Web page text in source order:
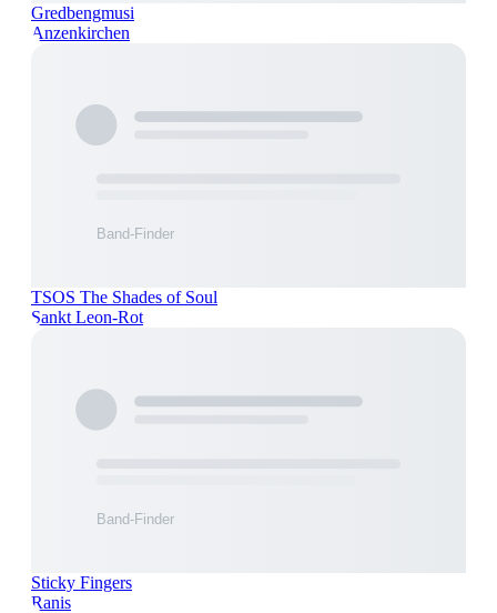
Gredbengmusi
Anzenkirchen
TSOS The Shades of Soul
Sankt Leon-Rot
Sticky Fingers
Ranis